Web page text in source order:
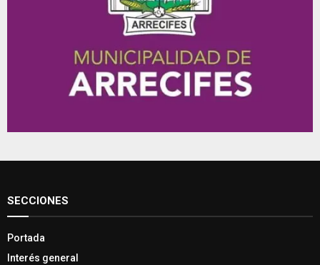
SECCIONES
Portada
Interés general